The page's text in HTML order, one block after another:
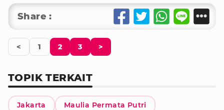
Share :
< 1 2 3 >
TOPIK TERKAIT
Jakarta Maulia Permata Putri